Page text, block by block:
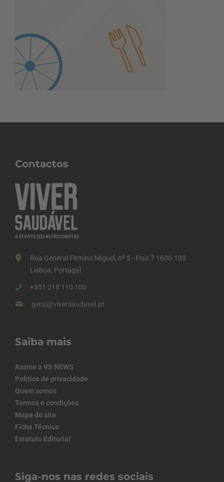
Contactos
Rua General Firmino Miguel, nº 3 - Piso 7 1600-100
Lisboa, Portugal
+351 218 110 100
geral@viversaudavel.pt
Saiba mais
Assine a VS NEWS
Política de privacidade
Quem somos
Termos e condições
Mapa do site
Ficha Técnica
Estatuto Editorial
Siga-nos nas redes sociais